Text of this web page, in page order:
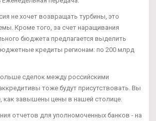
не хочет возвращать турбины, это
Кроме того, за счет наращивания
бюджета предлагается выделить
кредиты регионам: по 200 млрд
сделок между российскими
тоже будут присутствовать. Вы
как завышены цены в нашей столице.
отчетов для уполномоченных банков - на